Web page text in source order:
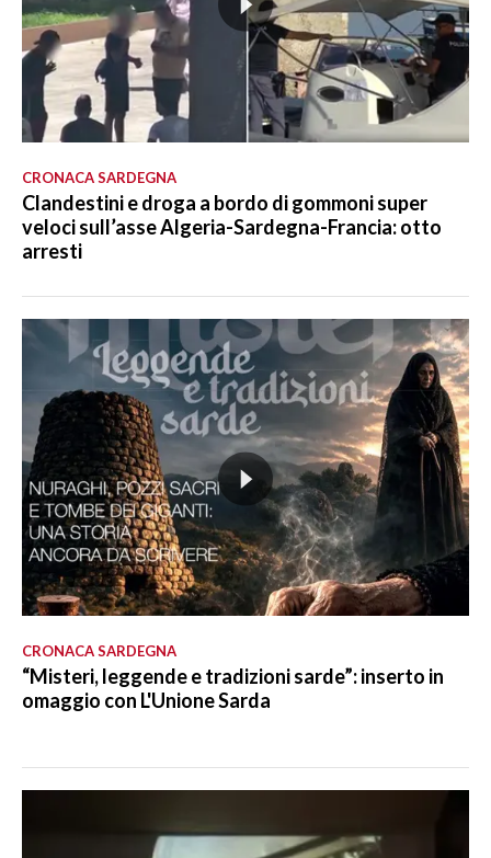
CRONACA SARDEGNA
Clandestini e droga a bordo di gommoni super
veloci sull’asse Algeria-Sardegna-Francia: otto
arresti
CRONACA SARDEGNA
“Misteri, leggende e tradizioni sarde”: inserto in
omaggio con L'Unione Sarda